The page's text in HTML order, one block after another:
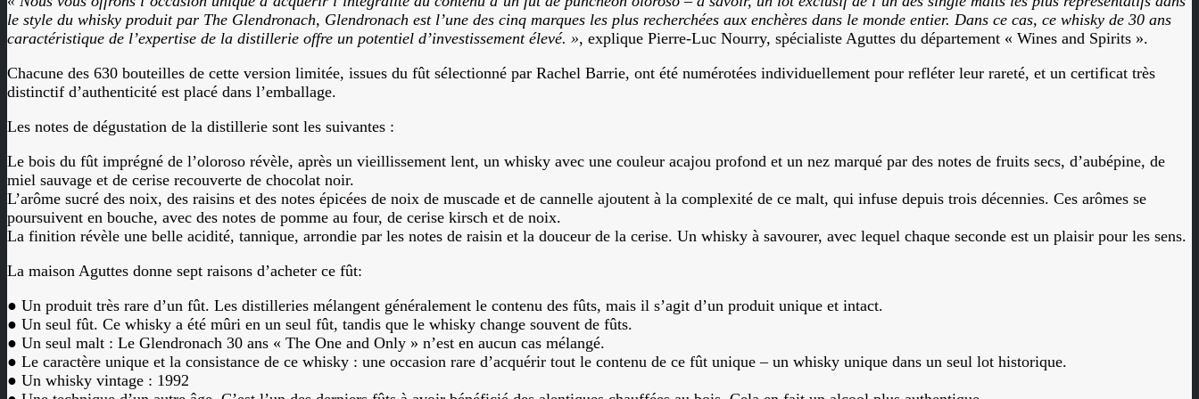
le style du whisky produit par The Glendronach, Glendronach est l’une des cinq marques les plus recherchées aux enchères dans le monde entier. Dans ce cas, ce whisky de 30 ans
caractéristique de l’expertise de la distillerie offre un potentiel d’investissement élevé. », explique Pierre-Luc Nourry, spécialiste Aguttes du département « Wines and Spirits ».
Chacune des 630 bouteilles de cette version limitée, issues du fût sélectionné par Rachel Barrie, ont été numérotées individuellement pour refléter leur rareté, et un certificat très
distinctif d’authenticité est placé dans l’emballage.
Les notes de dégustation de la distillerie sont les suivantes :
Le bois du fût imprégné de l’oloroso révèle, après un vieillissement lent, un whisky avec une couleur acajou profond et un nez marqué par des notes de fruits secs, d’aubépine, de
miel sauvage et de cerise recouverte de chocolat noir.
L’arôme sucré des noix, des raisins et des notes épicées de noix de muscade et de cannelle ajoutent à la complexité de ce malt, qui infuse depuis trois décennies. Ces arômes se
poursuivent en bouche, avec des notes de pomme au four, de cerise kirsch et de noix.
La finition révèle une belle acidité, tannique, arrondie par les notes de raisin et la douceur de la cerise. Un whisky à savourer, avec lequel chaque seconde est un plaisir pour les sens.
La maison Aguttes donne sept raisons d’acheter ce fût:
● Un produit très rare d’un fût. Les distilleries mélangent généralement le contenu des fûts, mais il s’agit d’un produit unique et intact.
● Un seul fût. Ce whisky a été mûri en un seul fût, tandis que le whisky change souvent de fûts.
● Un seul malt : Le Glendronach 30 ans « The One and Only » n’est en aucun cas mélangé.
● Le caractère unique et la consistance de ce whisky : une occasion rare d’acquérir tout le contenu de ce fût unique – un whisky unique dans un seul lot historique.
● Un whisky vintage : 1992